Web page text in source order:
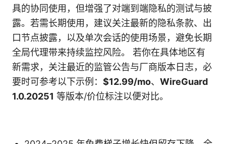
具的协同使用，但增强了对端到端隐私的测试与披
露。若需长期使用，建议关注最新的隐私条款、出
口节点披露，以及单次会话的使用场景，避免长期
全局代理带来持续监控风险。 若你在具体地区有
新需求，关注最近的监管公告与厂商版本日志，必
要时可参考以下示例： $12.99/mo、 WireGuard
1.0.20251 等版本/价位标注以便对比。